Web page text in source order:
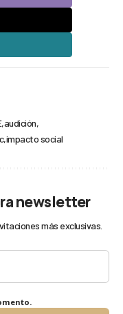
audición
impacto social
newsletter
más exclusivas.